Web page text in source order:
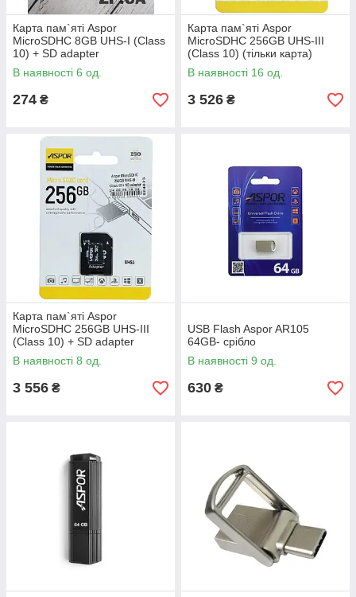
Карта пам`яті Aspor
MicroSDHC 8GB UHS-I (Class
10) + SD adapter
В наявності 6 од.
274 ₴
Карта пам`яті Aspor
MicroSDHC 256GB UHS-III
(Class 10) (тільки карта)
В наявності 16 од.
3 526 ₴
Карта пам`яті Aspor
MicroSDHC 256GB UHS-III
(Class 10) + SD adapter
В наявності 8 од.
3 556 ₴
USB Flash Aspor AR105
64GB- срібло
В наявності 9 од.
630 ₴